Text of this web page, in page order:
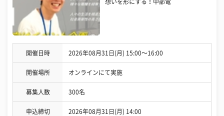
想いを形にする！中部電
開催日時 2026年08月31日(月) 15:00〜16:00
開催場所 オンラインにて実施
募集人数 300名
申込締切 2026年08月31日(月) 14:00